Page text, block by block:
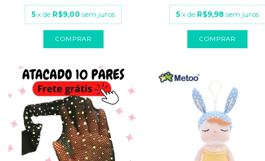
5 x de R$9,00 sem juros
COMPRAR
5 x de R$9,98 sem juros
COMPRAR